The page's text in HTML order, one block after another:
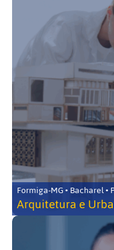
Formiga-MG • Bacharel •
Arquitetura e